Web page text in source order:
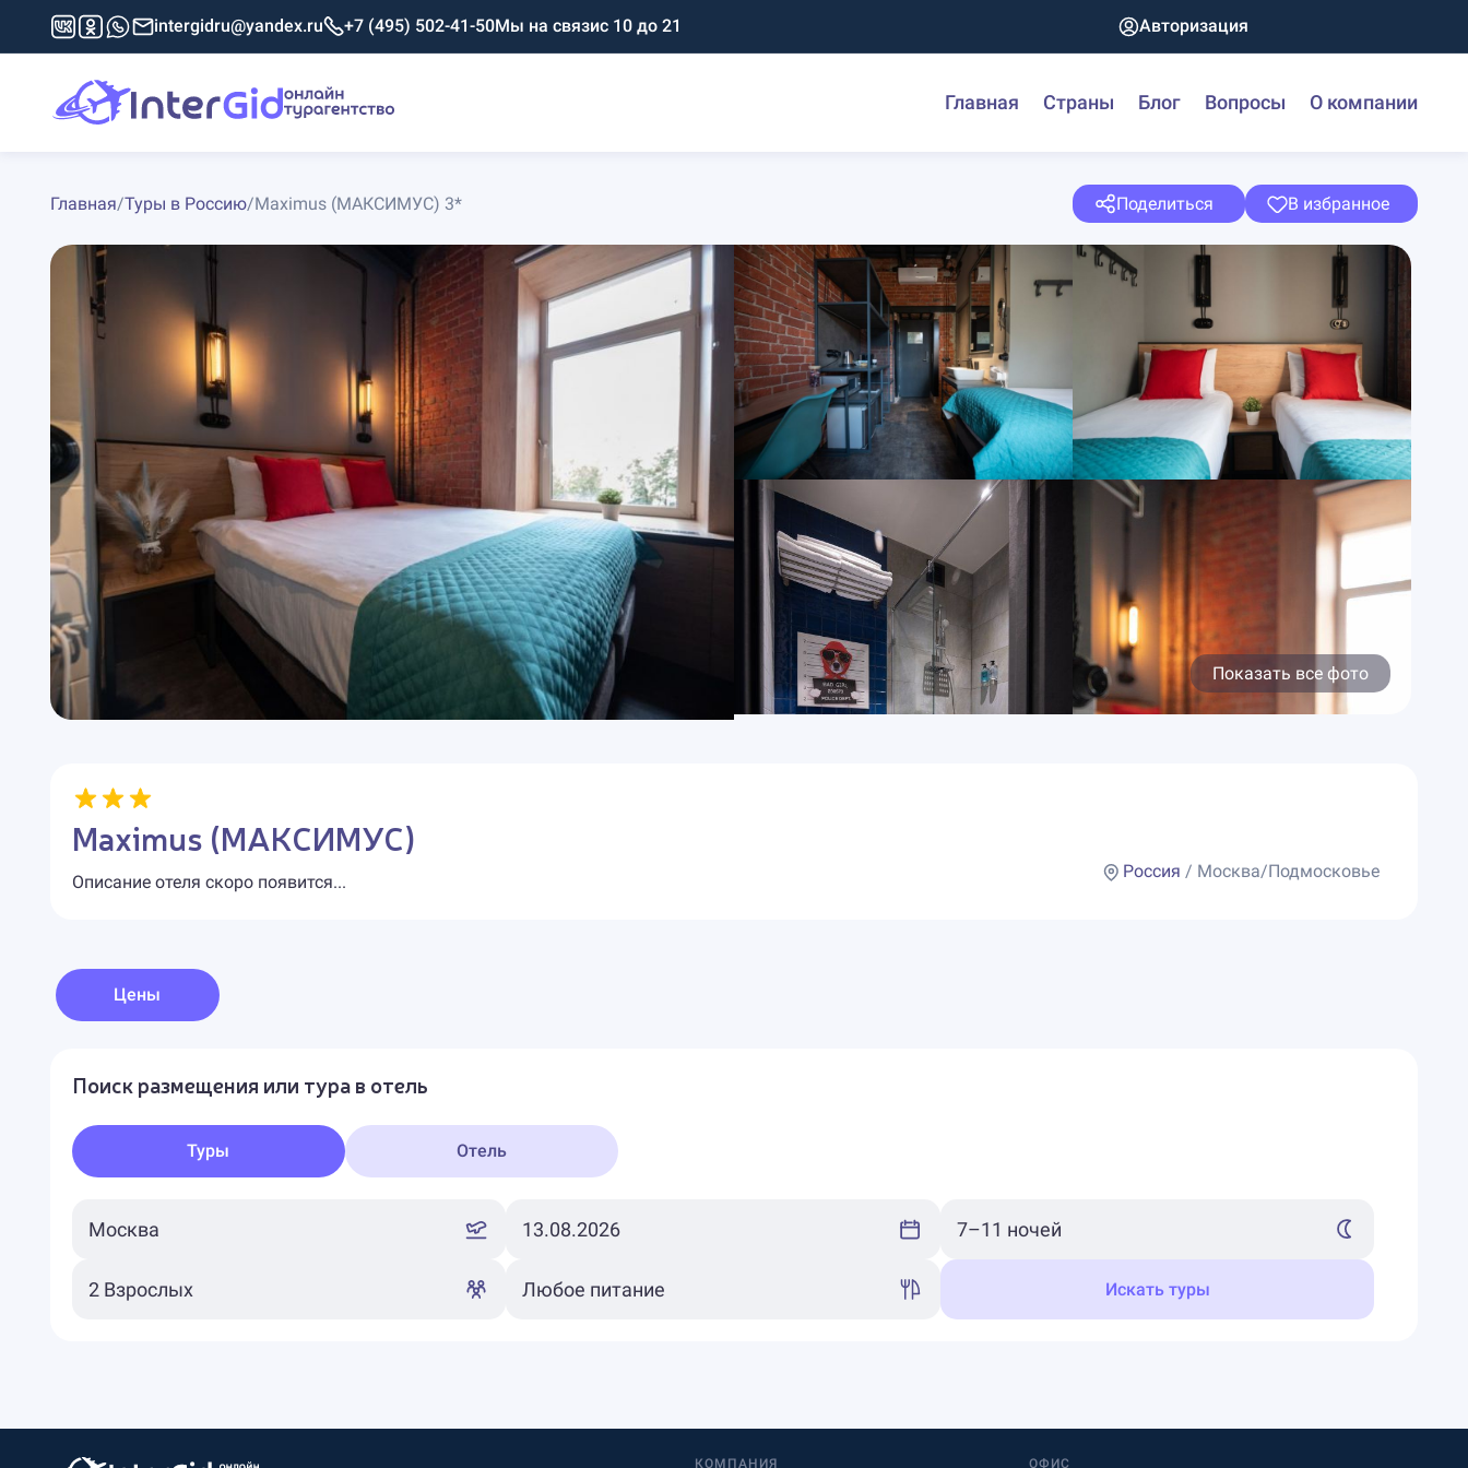
intergidru@yandex.ru +7 (495) 502-41-50Мы на связис 10 до 21 Авторизация
Главная Страны Блог Вопросы О компании
Главная/Туры в Россию/Maximus (МАКСИМУС) 3* Поделиться В избранное
Показать все фото
Maximus (МАКСИМУС)
Описание отеля скоро появится...
Россия / Москва/Подмосковье
Цены
Поиск размещения или тура в отель
Туры Отель
Искать туры
КОМПАНИЯ ОФИС